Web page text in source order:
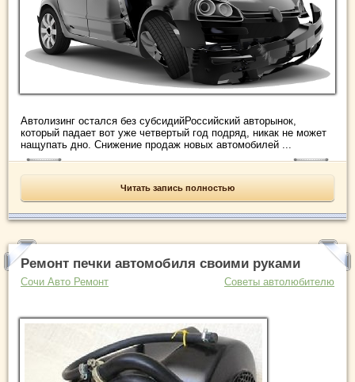
Автолизинг остался без субсидийРоссийский авторынок,
который падает вот уже четвертый год подряд, никак не может
нащупать дно. Снижение продаж новых автомобилей ...
Читать запись полностью
Ремонт печки автомобиля своими руками
Сочи Авто Ремонт Советы автолюбителю